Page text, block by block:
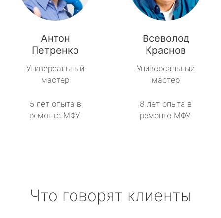
Антон
Петренко
Универсальный
мастер
5 лет опыта в
ремонте МФУ.
Всеволод
Краснов
Универсальный
мастер
8 лет опыта в
ремонте МФУ.
Что говорят клиенты